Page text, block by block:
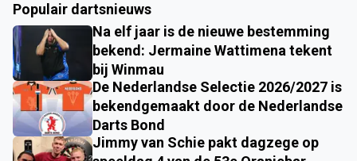
Populair dartsnieuws
Na elf jaar is de nieuwe bestemming
bekend: Jermaine Wattimena tekent
bij Winmau
De Nederlandse Selectie 2026/2027 is
bekendgemaakt door de Nederlandse
Darts Bond
Jimmy van Schie pakt dagzege op